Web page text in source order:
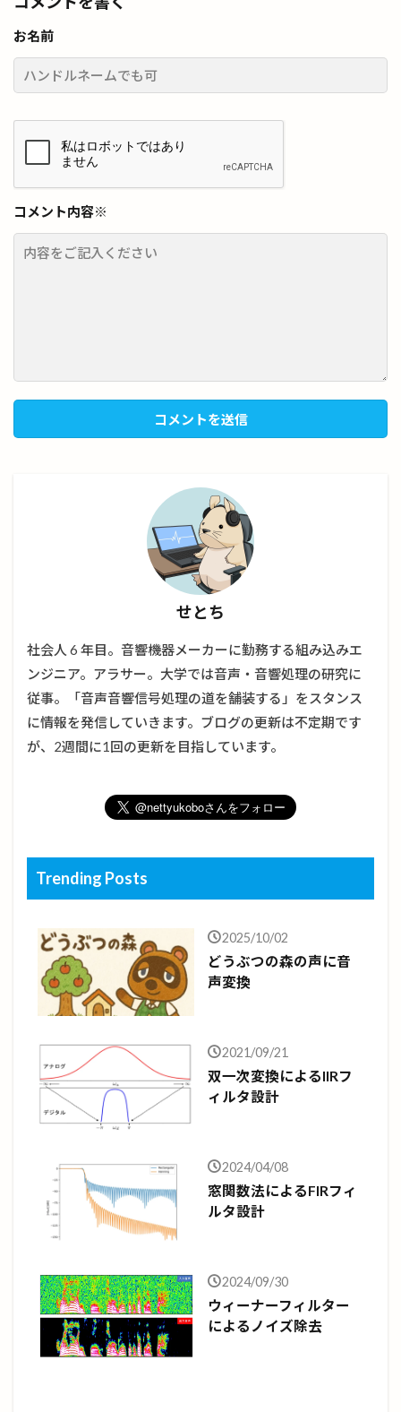
お名前
コメント内容※
せとち
社会人 6 年目。音響機器メーカーに勤務する組み込みエ
ンジニア。アラサー。大学では音声・音響処理の研究に
従事。「音声音響信号処理の道を舗装する」をスタンス
に情報を発信していきます。ブログの更新は不定期です
が、2週間に1回の更新を目指しています。
Trending Posts
2025/10/02
どうぶつの森の声に音
声変換
2021/09/21
双一次変換によるIIRフ
ィルタ設計
2024/04/08
窓関数法によるFIRフィ
ルタ設計
2024/09/30
ウィーナーフィルター
によるノイズ除去